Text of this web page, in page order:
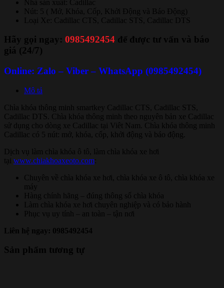
Nhà sản xuất: Cadillac
Nút: 5 ( Mở, Khóa, Cốp, Khởi Động và Báo Động)
Loại Xe: Cadillac CTS, Cadillac STS, Cadillac DTS
Hãy gọi ngay: 0985492454 để được tư vấn và báo
giá (24/7)
Online: Zalo – Viber – WhatsApp (0985492454)
Mô tả
Chìa khóa thông minh smartkey Cadillac CTS, Cadillac STS,
Cadillac DTS. Chìa khóa thông minh theo nguyên bản xe Cadillac
sử dụng cho dòng xe Cadillac tại Viêt Nam. Chìa khóa thông minh
Cadillac có 5 nút: mở, khóa, cốp, khởi động và báo động.
Dịch vụ làm chìa khóa ô tô, làm chìa khóa xe hơi
tại www.chiakhoaxeoto.com
Chuyên về chìa khóa xe hơi, chìa khóa xe ô tô, chìa khóa xe
máy
Hàng chính hãng – đúng thông số chìa khóa
Làm chìa khóa xe hơi chuyên nghiệp và có bảo hành
Phục vụ uy tính – an toàn – tận nơi
Liên hệ ngay: 0985492454
Sản phẩm tương tự